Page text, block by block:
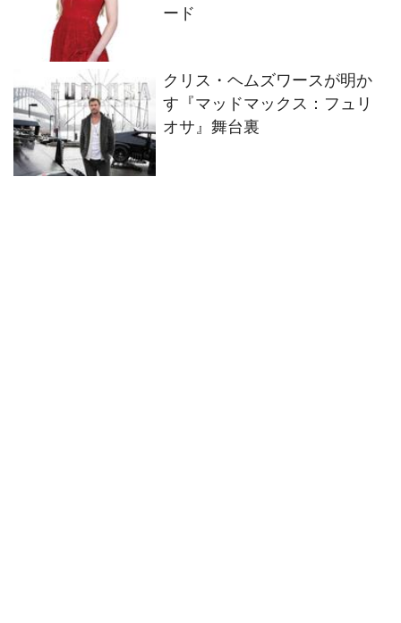
ード
クリス・ヘムズワースが明か
す『マッドマックス：フュリ
オサ』舞台裏